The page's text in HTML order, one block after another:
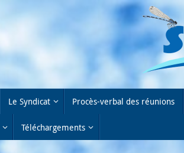
Le Syndicat Procès-verbal des réunions
Téléchargements